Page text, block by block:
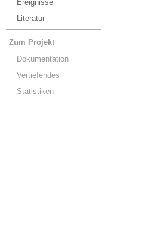
Ereignisse
Literatur
Zum Projekt
Dokumentation
Vertiefendes
Statistiken